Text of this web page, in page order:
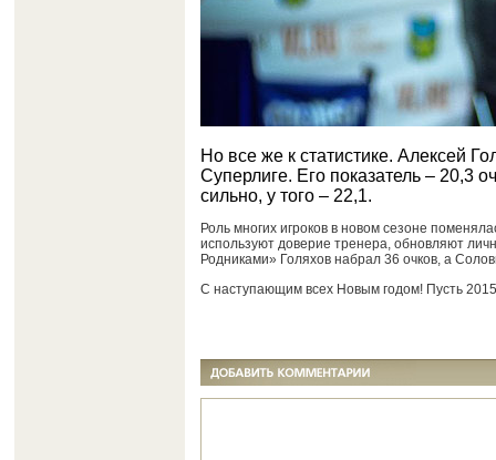
Но все же к статистике. Алексей
Суперлиге. Его показатель – 20,3
сильно, у того – 22,1.
Роль многих игроков в новом сезоне
используют доверие тренера, обновляют
Родниками» Голяхов набрал 36 очков, а
С наступающим всех Новым годом! Пусть